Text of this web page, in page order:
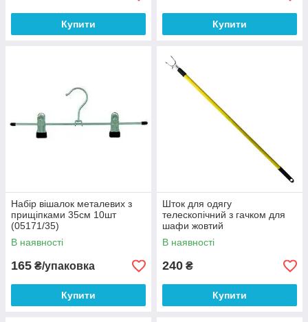
Купити Купити
Набір вішалок металевих з
прищіпками 35см 10шт
(05171/35)
В наявності
165 ₴/упаковка
Купити
Шток для одягу
телескопічний з гачком для
шафи жовтий
В наявності
240 ₴
Купити